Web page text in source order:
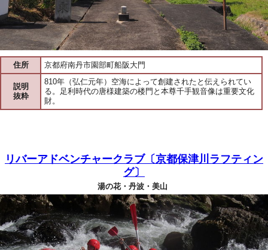
住所 京都府南丹市園部町船阪大門
説明
抜粋
810年（弘仁元年）空海によって創建されたと伝えられてい
る。足利時代の唐様建築の楼門と本尊千手観音像は重要文化
財。
リバーアドベンチャークラブ〔京都保津川ラフティン
グ〕
湯の花・丹波・美山